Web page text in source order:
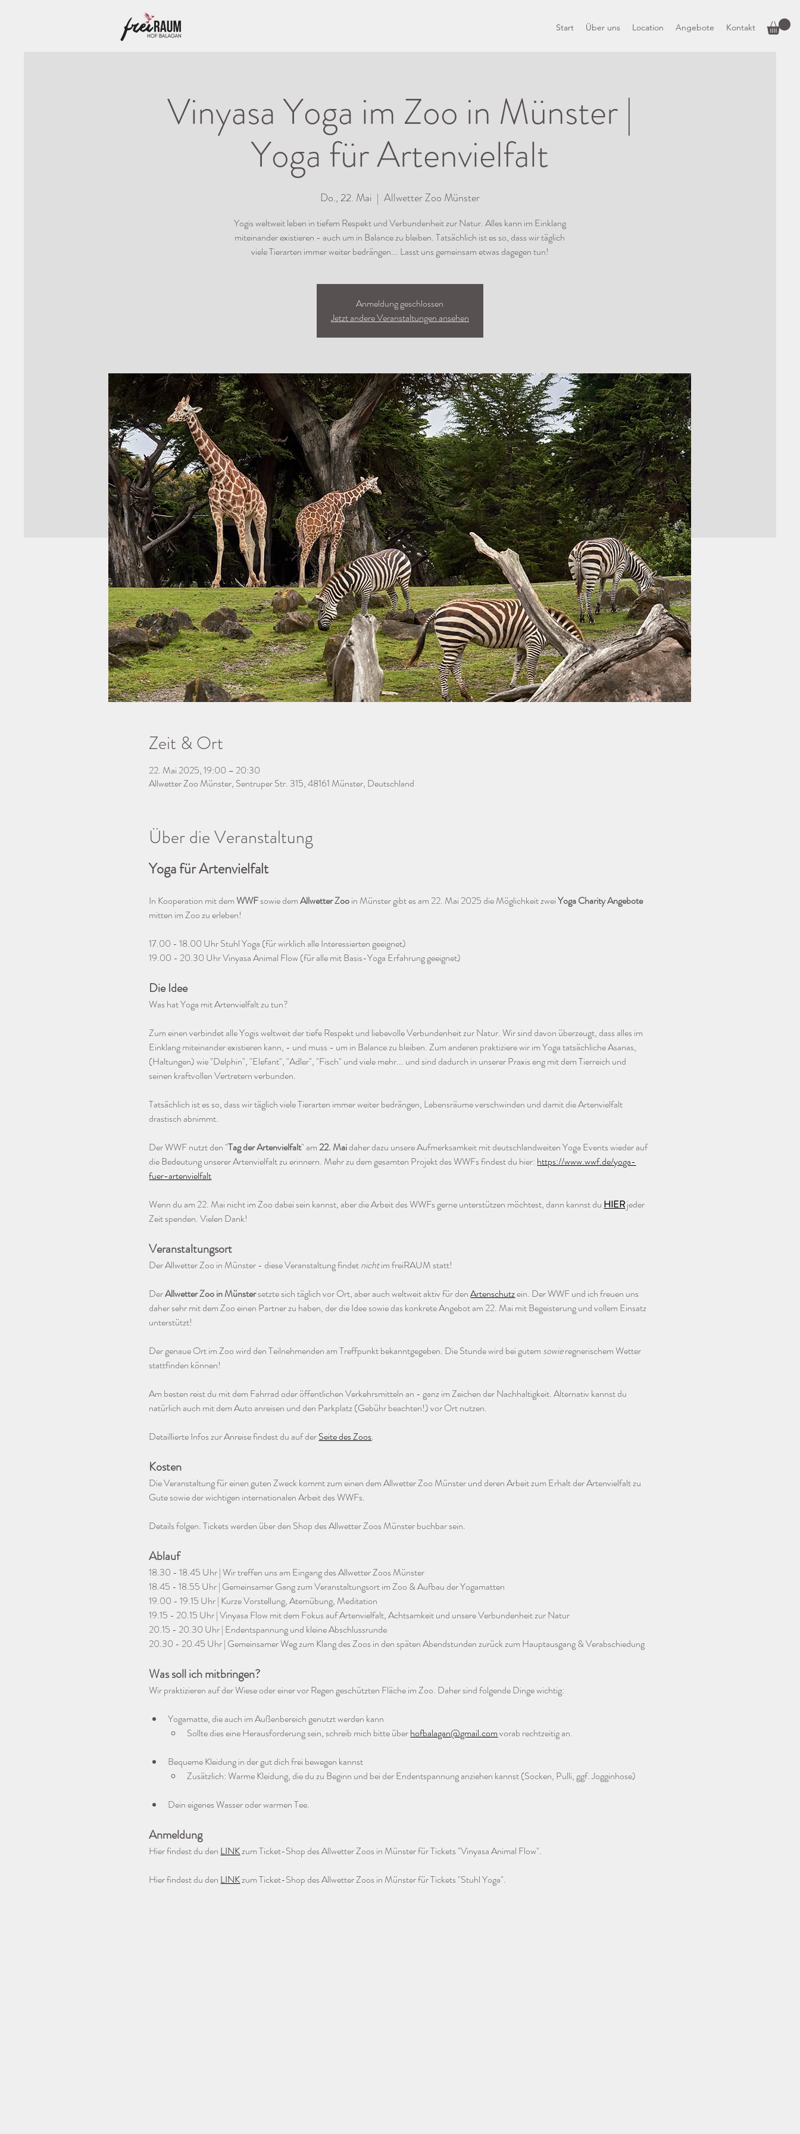
Start Über uns Location Angebote Kontakt
Vinyasa Yoga im Zoo in Münster |
Yoga für Artenvielfalt
Do., 22. Mai
  |
Allwetter Zoo Münster
Yogis weltweit leben in tiefem Respekt und Verbundenheit zur Natur. Alles kann im Einklang
miteinander existieren - auch um in Balance zu bleiben. Tatsächlich ist es so, dass wir täglich
viele Tierarten immer weiter bedrängen... Lasst uns gemeinsam etwas dagegen tun!
Anmeldung geschlossen
Jetzt andere Veranstaltungen ansehen
Zeit & Ort
22. Mai 2025, 19:00 – 20:30
Allwetter Zoo Münster, Sentruper Str. 315, 48161 Münster, Deutschland
Über die Veranstaltung
Yoga für Artenvielfalt
In Kooperation mit dem WWF sowie dem Allwetter Zoo in Münster gibt es am 22. Mai 2025 die Möglichkeit zwei Yoga Charity Angebote
mitten im Zoo zu erleben!
17.00 - 18.00 Uhr Stuhl Yoga (für wirklich alle Interessierten geeignet)
19.00 - 20.30 Uhr Vinyasa Animal Flow (für alle mit Basis-Yoga Erfahrung geeignet)
Die Idee
Was hat Yoga mit Artenvielfalt zu tun?
Zum einen verbindet alle Yogis weltweit der tiefe Respekt und liebevolle Verbundenheit zur Natur. Wir sind davon überzeugt, dass alles im
Einklang miteinander existieren kann, - und muss - um in Balance zu bleiben. Zum anderen praktiziere wir im Yoga tatsächliche Asanas,
(Haltungen) wie "Delphin", "Elefant", "Adler", "Fisch" und viele mehr... und sind dadurch in unserer Praxis eng mit dem Tierreich und
seinen kraftvollen Vertretern verbunden.
Tatsächlich ist es so, dass wir täglich viele Tierarten immer weiter bedrängen, Lebensräume verschwinden und damit die Artenvielfalt
drastisch abnimmt.
Der WWF nutzt den "Tag der Artenvielfalt" am 22. Mai daherdazu unsere Aufmerksamkeit mit deutschlandweiten Yoga Events wieder auf
die Bedeutung unserer Artenvielfalt zu erinnern. Mehr zu dem gesamten Projekt des WWFs findest du hier: https://www.wwf.de/yoga-
fuer-artenvielfalt
Wenn du am 22. Mai nicht im Zoo dabei sein kannst, aber die Arbeit des WWFs gerne unterstützen möchtest, dann kannst du HIER jeder
Zeit spenden. Vielen Dank!
Veranstaltungsort
Der Allwetter Zoo in Münster - diese Veranstaltung findet nicht im freiRAUM statt!
Der Allwetter Zoo in Münster setzte sich täglich vor Ort, aber auch weltweit aktiv für den Artenschutz ein. Der WWF und ich freuen uns
daher sehr mit dem Zoo einen Partner zu haben, der die Idee sowie das konkrete Angebot am 22. Mai mit Begeisterung und vollem Einsatz
unterstützt!
Der genaue Ort im Zoo wird den Teilnehmenden am Treffpunkt bekanntgegeben. Die Stunde wird bei gutem sowie regnerischem Wetter
stattfinden können!
Am besten reist du mit dem Fahrrad oder öffentlichen Verkehrsmitteln an - ganz im Zeichen der Nachhaltigkeit. Alternativ kannst du
natürlich auch mit dem Auto anreisen und den Parkplatz (Gebühr beachten!) vor Ort nutzen.
Detaillierte Infos zur Anreise findest du auf der Seite des Zoos.
Kosten
Die Veranstaltung für einen guten Zweck kommt zum einen dem Allwetter Zoo Münster und deren Arbeit zum Erhalt der Artenvielfalt zu
Gute sowie der wichtigen internationalen Arbeit des WWFs.
Details folgen. Tickets werden über den Shop des Allwetter Zoos Münster buchbar sein.
Ablauf
18.30 - 18.45 Uhr | Wir treffen uns am Eingang des Allwetter Zoos Münster
18.45 - 18.55 Uhr | Gemeinsamer Gang zum Veranstaltungsort im Zoo & Aufbau der Yogamatten
19.00 - 19.15 Uhr | Kurze Vorstellung, Atemübung, Meditation
19.15 - 20.15 Uhr | Vinyasa Flow mit dem Fokus auf Artenvielfalt, Achtsamkeit und unsere Verbundenheit zur Natur
20.15 - 20.30 Uhr | Endentspannung und kleine Abschlussrunde
20.30 - 20.45 Uhr | Gemeinsamer Weg zum Klang des Zoos in den späten Abendstunden zurück zum Hauptausgang & Verabschiedung
Was soll ich mitbringen?
Wir praktizieren auf der Wiese oder einer vor Regen geschützten Fläche im Zoo. Daher sind folgende Dinge wichtig:
Yogamatte, die auch im Außenbereich genutzt werden kann
Sollte dies eine Herausforderung sein, schreib mich bitte über hofbalagan@gmail.com vorab rechtzeitig an.
Bequeme Kleidung in der gut dich frei bewegen kannst
Zusätzlich: Warme Kleidung, die du zu Beginn und bei der Endentspannung anziehen kannst (Socken, Pulli, ggf. Jogginhose)
Dein eigenes Wasser oder warmen Tee.
Anmeldung
Hier findest du den LINK zum Ticket-Shop des Allwetter Zoos in Münster für Tickets "Vinyasa Animal Flow".
Hier findest du den LINK zum Ticket-Shop des Allwetter Zoos in Münster für Tickets "Stuhl Yoga".